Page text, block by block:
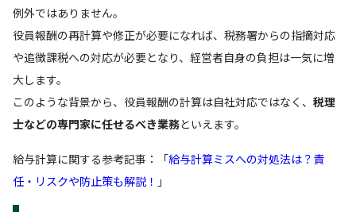
例外ではありません。
役員報酬の再計算や修正が必要になれば、税務署からの指摘対応
や追徴課税への対応が必要となり、経営者自身の負担は一気に増
大します。
このような背景から、役員報酬の計算は自社対応ではなく、 税理
士などの専門家に任せるべき業務といえます。
給与計算に関する参考記事：「給与計算ミスへの対処法は？責
任・リスクや防止策も解説！ 」